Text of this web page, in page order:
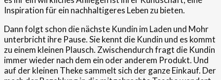
Inspiration für ein nachhaltigeres Leben zu bieten.
Dann folgt schon die nächste Kundin im Laden und Mohr
unterbricht ihre Pause. Sie kennt die Kundin und es kommt
zu einem kleinen Plausch. Zwischendurch fragt die Kundin
immer wieder nach dem ein oder anderem Produkt. Und
auf der kleinen Theke sammelt sich der ganze Einkauf. Der